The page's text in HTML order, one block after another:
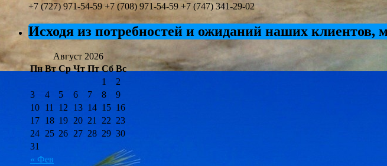
+7 (727) 971-54-59 +7 (708) 971-54-59 +7 (747) 341-29-02
Исходя из потребностей и ожиданий наших
Август 2026
Пн Вт Ср Чт Пт Сб Вс
« Фев
1
2
3
4 5 6 7 8
9
10 11 12 13 14 15 16
17 18 19 20 21 22 23
24 25 26 27 28 29 30
31